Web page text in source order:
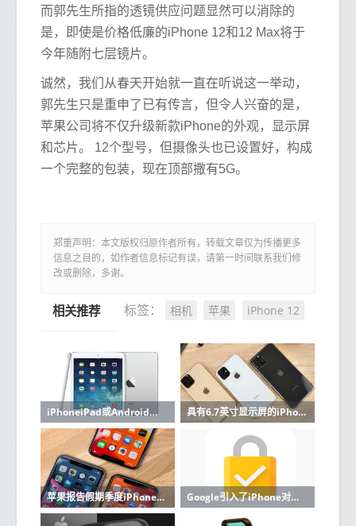
而郭先生所指的透镜供应问题显然可以消除的
是，即使是价格低廉的iPhone 12和12 Max将于
今年随附七层镜片。
诚然，我们从春天开始就一直在听说这一举动，
郭先生只是重申了已有传言，但令人兴奋的是，
苹果公司将不仅升级新款iPhone的外观，显示屏
和芯片。 12个型号，但摄像头也已设置好，构成
一个完整的包装，现在顶部撒有5G。
郑重声明：本文版权归原作者所有，转载文章仅为传播更多
信息之目的，如作者信息标记有误，请第一时间联系我们修
改或删除，多谢。
标签： 相机 苹果 iPhone 12
相关推荐
iPhoneiPad或Android之类的所有最新旗舰设备现在都没有外部存储器扩展插槽 具有6.7英寸显示屏的iPhone 12可以搭载更大的后置摄像头
苹果报告假期季度iPhone销售强劲 Google引入了iPhone对重要安全功能的支持